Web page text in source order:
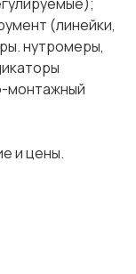
(линейки,
нутромеры,
монтажный
и цены.